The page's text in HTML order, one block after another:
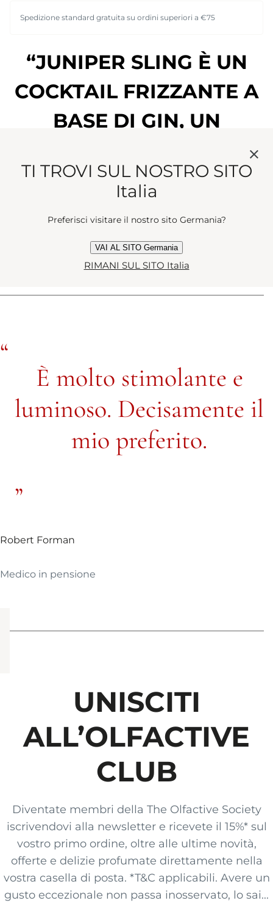
Spedizione standard gratuita su ordini superiori a €75
“JUNIPER SLING È UN
COCKTAIL FRIZZANTE A
BASE DI GIN, UN
FRESCO E MISTERIOSO AI
DELLA LONDRA DEGLI
ANNI VENTI.”
È molto stimolante e
luminoso. Decisamente il
mio preferito.
Robert Forman
Medico in pensione
UNISCITI
ALL’OLFACTIVE
CLUB
Diventate membri della The Olfactive Society
iscrivendovi alla newsletter e ricevete il 15%* sul
vostro primo ordine, oltre alle ultime novità,
offerte e delizie profumate direttamente nella
vostra casella di posta. *T&C applicabili. Avere un
gusto eccezionale non passa inosservato, lo sai...
TI TROVI SUL NOSTRO SITO
Italia
Preferisci visitare il nostro sito Germania?
VAI AL SITO Germania
RIMANI SUL SITO Italia